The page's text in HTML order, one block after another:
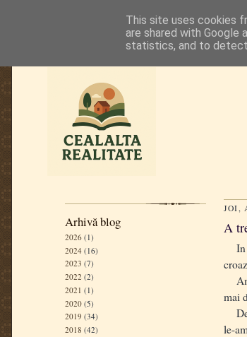
Arhivă blog
2026 (1)
2024 (16)
2023 (7)
2022 (2)
2021 (1)
2020 (5)
2019 (34)
2018 (42)
JOI,
A
In
mai
le-
This site uses cookies
are shared with Google
statistics, and to detect